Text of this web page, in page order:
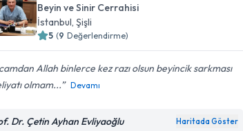
Beyin ve Sinir Cerrahisi
İstanbul , Şişli
5 (9 Değerlendirme)
Allah binlerce kez razı olsun beyincik sarkması
olmam...
Devamı
Dr. Çetin Ayhan Evliyaoğlu Haritada Göster